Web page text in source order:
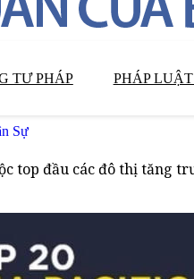
TƯ PHÁP PHÁP
Sự
top đầu các đô thị tăng